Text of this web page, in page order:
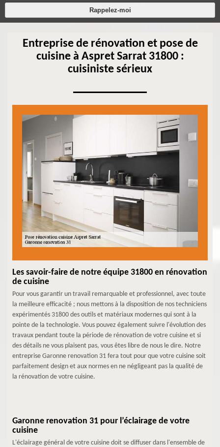
Entreprise de rénovation et pose de
cuisine à Aspret Sarrat 31800 :
cuisiniste sérieux
Les savoir-faire de notre équipe 31800 en rénovation
de cuisine
Pour vous garantir un travail remarquable et professionnel, avec toute
la meilleure efficacité ; nous mettons à la disposition de nos techniciens
expérimentés 31800 des outils et matériaux modernes qui sont à la
pointe de la technologie. Vous pouvez également suivre l'évolution des
travaux pendant toute la période de rénovation de votre cuisine et si
des détails ne vous plaisent pas, vous êtes libre de nous le dire. Notre
entreprise Garonne renovation 31 fera tout pour que votre cuisine soit
parfaitement design et aux normes en ne négligeant pas la qualité de
la rénovation de votre cuisine.
Garonne renovation 31 pour l’éclairage de votre
cuisine
L'éclairage général de votre cuisine doit se diffuser dans l'ensemble de